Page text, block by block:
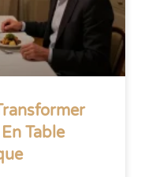
Table